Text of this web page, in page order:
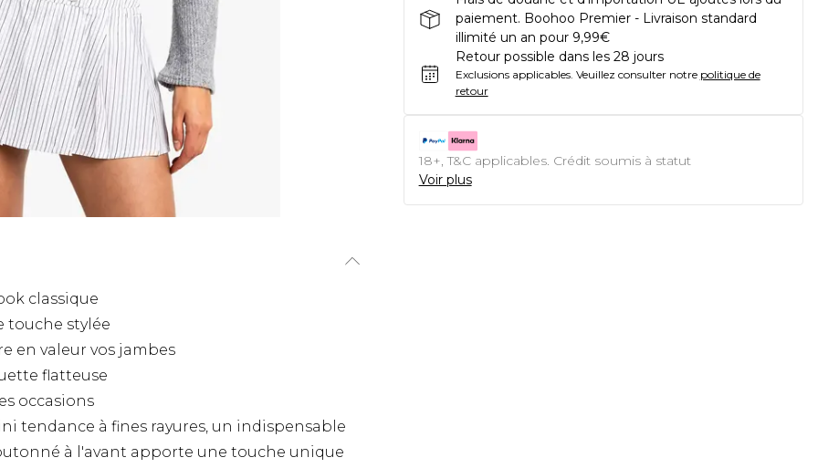
classique
touche stylée
en valeur vos jambes
flatteuse
occasions
tendance à fines rayures, un indispensable
à l'avant apporte une touche unique
paiement. Boohoo Premier - Livraison standard
illimité un an pour 9,99€
Retour possible dans les 28 jours
Exclusions applicables. Veuillez consulter notre politique de
retour
18+, T&C applicables. Crédit soumis à statut
Voir plus